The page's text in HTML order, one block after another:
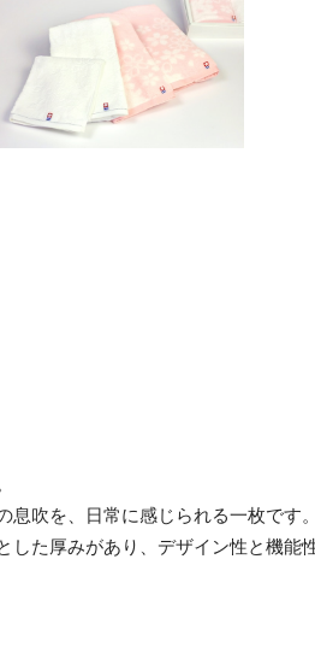
吹を、日常に感じられる一枚です。
した厚みがあり、デザイン性と機能